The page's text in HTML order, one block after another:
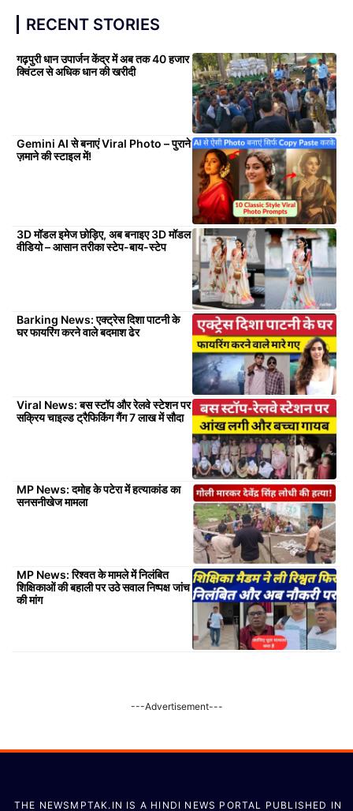
RECENT STORIES
गढ़पुरी धान उपार्जन केंद्र में अब तक 40 हजार
क्विंटल से अधिक धान की खरीदी
Gemini AI से बनाएं Viral Photo – पुराने
ज़माने की स्टाइल में!
3D मॉडल इमेज छोड़िए, अब बनाइए 3D मॉडल
वीडियो – आसान तरीका स्टेप-बाय-स्टेप
Barking News: एक्ट्रेस दिशा पाटनी के
घर फायरिंग करने वाले बदमाश ढेर
Viral News: बस स्टॉप और रेलवे स्टेशन पर
सक्रिय चाइल्ड ट्रैफिकिंग गैंग 7 लाख में सौदा
MP News: दमोह के पटेरा में हत्याकांड का
सनसनीखेज मामला
MP News: रिश्वत के मामले में निलंबित
शिक्षिकाओं की बहाली पर उठे सवाल निष्पक्ष जांच
की मांग
---Advertisement---
THE NEWSMPTAK.IN IS A HINDI NEWS PORTAL PUBLISHED IN